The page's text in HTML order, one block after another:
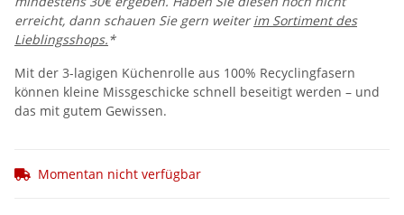
erreicht, dann schauen Sie gern weiterim Sortiment des
Lieblingsshops.*
Mit der 3-lagigen Küchenrolle aus 100% Recyclingfasern
können kleine Missgeschicke schnell beseitigt werden – und
das mit gutem Gewissen.
Momentan nicht verfügbar